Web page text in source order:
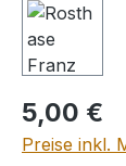
Regulärer
5,00 €
Preise inkl.